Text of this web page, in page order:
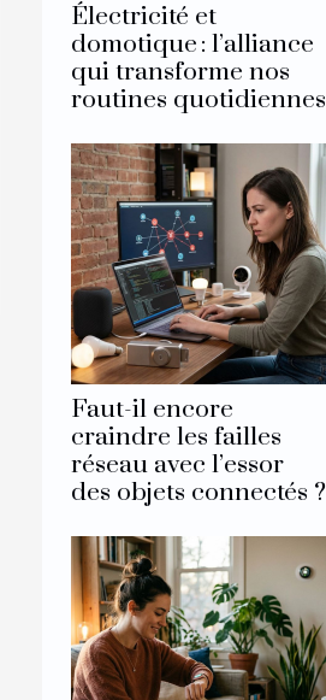
Électricité et
domotique : l’alliance
qui transforme nos
routines quotidiennes
Faut-il encore
craindre les failles
réseau avec l’essor
des objets connectés ?